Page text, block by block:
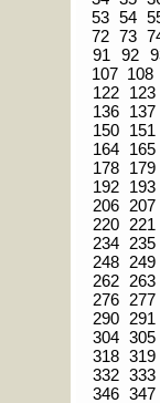
53 54
72 73
91
92
107 108
122
123
136
137
150
151
164
165
178
179
192
193
206 207
220
221
234
235
248
249
262
263
276
277
290
291
304 305
318 319
332 333
346 347